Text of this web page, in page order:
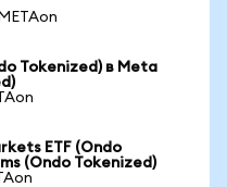
Tokenized) в Meta
ETF (Ondo
(Ondo Tokenized)